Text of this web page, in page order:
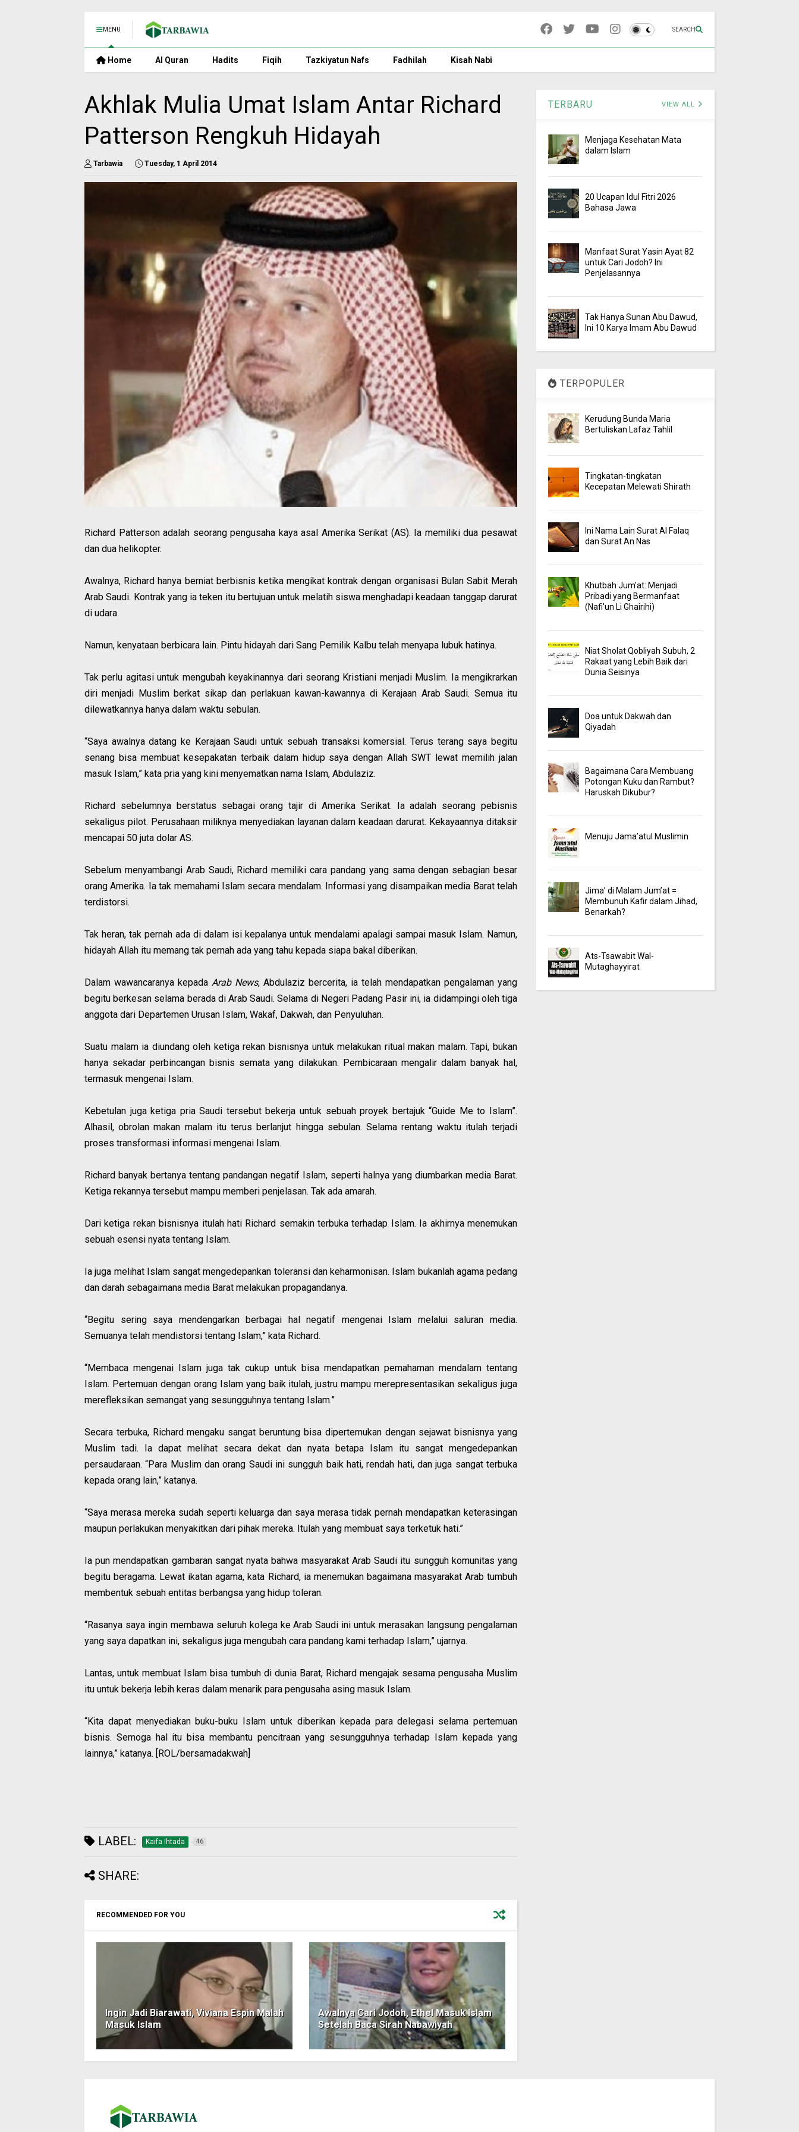
MENU SEARCH
Home Al Quran Hadits Fiqih Tazkiyatun Nafs Fadhilah Kisah Nabi
Akhlak Mulia Umat Islam Antar Richard
Patterson Rengkuh Hidayah
Tarbawia Tuesday, 1 April 2014
Richard Patterson adalah seorang pengusaha kaya asal Amerika Serikat (AS). Ia memiliki dua pesawat
dan dua helikopter.
Awalnya, Richard hanya berniat berbisnis ketika mengikat kontrak dengan organisasi Bulan Sabit Merah
Arab Saudi. Kontrak yang ia teken itu bertujuan untuk melatih siswa menghadapi keadaan tanggap darurat
di udara.
Namun, kenyataan berbicara lain. Pintu hidayah dari Sang Pemilik Kalbu telah menyapa lubuk hatinya.
Tak perlu agitasi untuk mengubah keyakinannya dari seorang Kristiani menjadi Muslim. Ia mengikrarkan
diri menjadi Muslim berkat sikap dan perlakuan kawan-kawannya di Kerajaan Arab Saudi. Semua itu
dilewatkannya hanya dalam waktu sebulan.
“Saya awalnya datang ke Kerajaan Saudi untuk sebuah transaksi komersial. Terus terang saya begitu
senang bisa membuat kesepakatan terbaik dalam hidup saya dengan Allah SWT lewat memilih jalan
masuk Islam,” kata pria yang kini menyematkan nama Islam, Abdulaziz.
Richard sebelumnya berstatus sebagai orang tajir di Amerika Serikat. Ia adalah seorang pebisnis
sekaligus pilot. Perusahaan miliknya menyediakan layanan dalam keadaan darurat. Kekayaannya ditaksir
mencapai 50 juta dolar AS.
Sebelum menyambangi Arab Saudi, Richard memiliki cara pandang yang sama dengan sebagian besar
orang Amerika. Ia tak memahami Islam secara mendalam. Informasi yang disampaikan media Barat telah
terdistorsi.
Tak heran, tak pernah ada di dalam isi kepalanya untuk mendalami apalagi sampai masuk Islam. Namun,
hidayah Allah itu memang tak pernah ada yang tahu kepada siapa bakal diberikan.
Dalam wawancaranya kepada Arab News, Abdulaziz bercerita, ia telah mendapatkan pengalaman yang
begitu berkesan selama berada di Arab Saudi. Selama di Negeri Padang Pasir ini, ia didampingi oleh tiga
anggota dari Departemen Urusan Islam, Wakaf, Dakwah, dan Penyuluhan.
Suatu malam ia diundang oleh ketiga rekan bisnisnya untuk melakukan ritual makan malam. Tapi, bukan
hanya sekadar perbincangan bisnis semata yang dilakukan. Pembicaraan mengalir dalam banyak hal,
termasuk mengenai Islam.
Kebetulan juga ketiga pria Saudi tersebut bekerja untuk sebuah proyek bertajuk “Guide Me to Islam”.
Alhasil, obrolan makan malam itu terus berlanjut hingga sebulan. Selama rentang waktu itulah terjadi
proses transformasi informasi mengenai Islam.
Richard banyak bertanya tentang pandangan negatif Islam, seperti halnya yang diumbarkan media Barat.
Ketiga rekannya tersebut mampu memberi penjelasan. Tak ada amarah.
Dari ketiga rekan bisnisnya itulah hati Richard semakin terbuka terhadap Islam. Ia akhirnya menemukan
sebuah esensi nyata tentang Islam.
Ia juga melihat Islam sangat mengedepankan toleransi dan keharmonisan. Islam bukanlah agama pedang
dan darah sebagaimana media Barat melakukan propagandanya.
“Begitu sering saya mendengarkan berbagai hal negatif mengenai Islam melalui saluran media.
Semuanya telah mendistorsi tentang Islam,” kata Richard.
“Membaca mengenai Islam juga tak cukup untuk bisa mendapatkan pemahaman mendalam tentang
Islam. Pertemuan dengan orang Islam yang baik itulah, justru mampu merepresentasikan sekaligus juga
merefleksikan semangat yang sesungguhnya tentang Islam.”
Secara terbuka, Richard mengaku sangat beruntung bisa dipertemukan dengan sejawat bisnisnya yang
Muslim tadi. Ia dapat melihat secara dekat dan nyata betapa Islam itu sangat mengedepankan
persaudaraan. “Para Muslim dan orang Saudi ini sungguh baik hati, rendah hati, dan juga sangat terbuka
kepada orang lain,” katanya.
“Saya merasa mereka sudah seperti keluarga dan saya merasa tidak pernah mendapatkan keterasingan
maupun perlakukan menyakitkan dari pihak mereka. Itulah yang membuat saya terketuk hati.”
Ia pun mendapatkan gambaran sangat nyata bahwa masyarakat Arab Saudi itu sungguh komunitas yang
begitu beragama. Lewat ikatan agama, kata Richard, ia menemukan bagaimana masyarakat Arab tumbuh
membentuk sebuah entitas berbangsa yang hidup toleran.
“Rasanya saya ingin membawa seluruh kolega ke Arab Saudi ini untuk merasakan langsung pengalaman
yang saya dapatkan ini, sekaligus juga mengubah cara pandang kami terhadap Islam,” ujarnya.
Lantas, untuk membuat Islam bisa tumbuh di dunia Barat, Richard mengajak sesama pengusaha Muslim
itu untuk bekerja lebih keras dalam menarik para pengusaha asing masuk Islam.
“Kita dapat menyediakan buku-buku Islam untuk diberikan kepada para delegasi selama pertemuan
bisnis. Semoga hal itu bisa membantu pencitraan yang sesungguhnya terhadap Islam kepada yang
lainnya,” katanya. [ROL/bersamadakwah]
LABEL: Kaifa Ihtada 46
SHARE:
RECOMMENDED FOR YOU
Ingin Jadi Biarawati, Viviana Espin Malah
Masuk Islam
Awalnya Cari Jodoh, Ethel Masuk Islam
Setelah Baca Sirah Nabawiyah
TERBARU VIEW ALL
Menjaga Kesehatan Mata
dalam Islam
20 Ucapan Idul Fitri 2026
Bahasa Jawa
Manfaat Surat Yasin Ayat 82
untuk Cari Jodoh? Ini
Penjelasannya
Tak Hanya Sunan Abu Dawud,
Ini 10 Karya Imam Abu Dawud
TERPOPULER
Kerudung Bunda Maria
Bertuliskan Lafaz Tahlil
Tingkatan-tingkatan
Kecepatan Melewati Shirath
Ini Nama Lain Surat Al Falaq
dan Surat An Nas
Khutbah Jum'at: Menjadi
Pribadi yang Bermanfaat
(Nafi'un Li Ghairihi)
Niat Sholat Qobliyah Subuh, 2
Rakaat yang Lebih Baik dari
Dunia Seisinya
Doa untuk Dakwah dan
Qiyadah
Bagaimana Cara Membuang
Potongan Kuku dan Rambut?
Haruskah Dikubur?
Menuju Jama’atul Muslimin
Jima’ di Malam Jum’at =
Membunuh Kafir dalam Jihad,
Benarkah?
Ats-Tsawabit Wal-
Mutaghayyirat